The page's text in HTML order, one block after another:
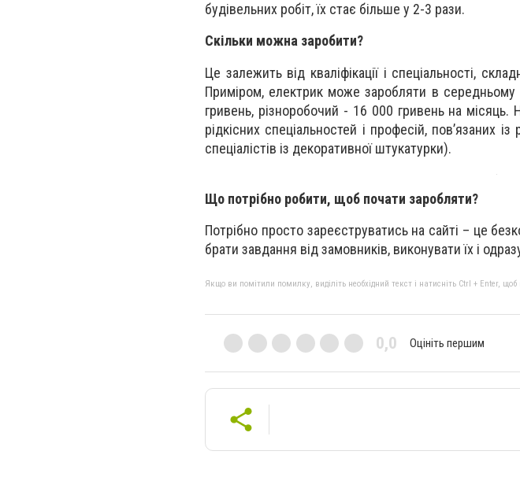
будівельних робіт, їх стає більше у 2-3 рази.
Скільки можна заробити?
Це залежить від кваліфікації і спеціальності,
Приміром, електрик може заробляти в
гривень, різноробочий - 16 000 гривень на
рідкісних спеціальностей і професій, пов’язаних
спеціалістів із декоративної штукатурки).
Що потрібно робити, щоб почати заробляти?
Потрібно просто зареєструватись на сайті – це
брати завдання від замовників, виконувати їх і
Якщо ви помітили помилку, виділіть необхідний текст і натисніть Ctrl + Enter,
0,0 Оцініть першим